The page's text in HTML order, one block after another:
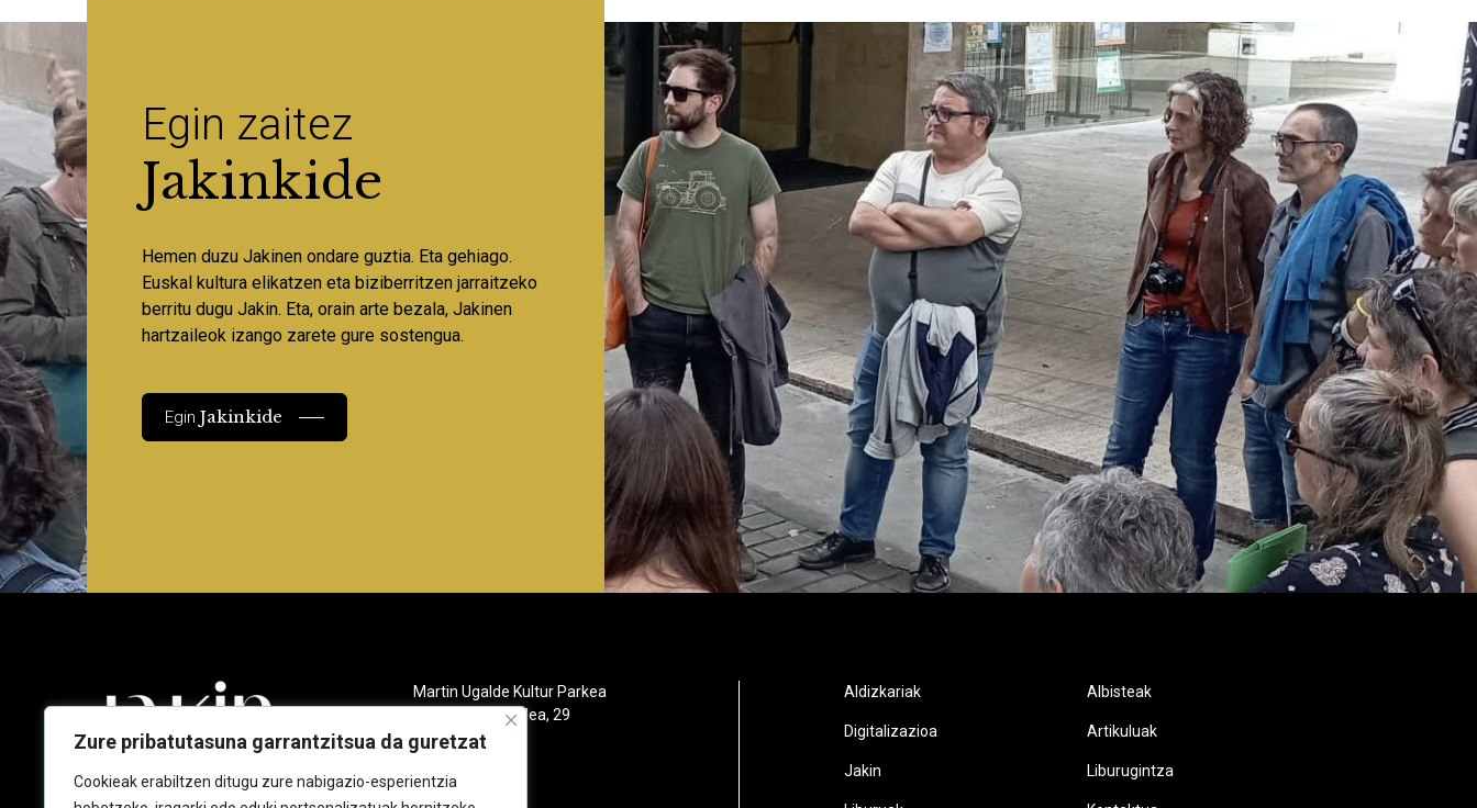
Zure pribatutasuna garrantzitsua da guretzat
Cookieak erabiltzen ditugu zure nabigazio-esperientzia
Egin zaitez
Jakinkide
Hemen duzu Jakinen ondare guztia. Eta gehiago.
Euskal kultura elikatzen eta biziberritzen jarraitzeko
berritu dugu Jakin. Eta, orain arte bezala, Jakinen
hartzaileok izango zarete gure sostengua.
EginJakinkide
Martin Ugalde Kultur Parkea
Gudarien etorbidea, 29
20140 Andoain
943 218 092
Aldizkariak
Digitalizazioa
Jakin
Albisteak
Artikuluak
Liburugintza